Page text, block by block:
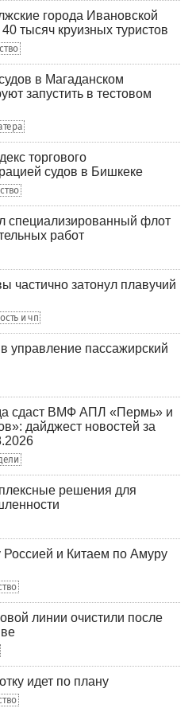
города Ивановской
тысяч круизных туристов
в Магаданском
запустить в тестовом
торгового
судов в Бишкеке
специализированный флот
работ
частично затонул плавучий
и чп
управление пассажирский
сдаст ВМФ АПЛ «Пермь» и
дайджест новостей за
решения для
и Китаем по Амуру
линии очистили после
идет по плану